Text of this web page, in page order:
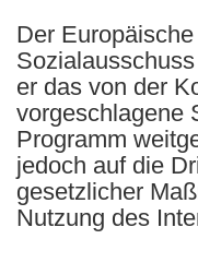
Der
er das von der
vorgeschlagene
Programm
jedoch auf die
gesetzlicher
Nutzung des